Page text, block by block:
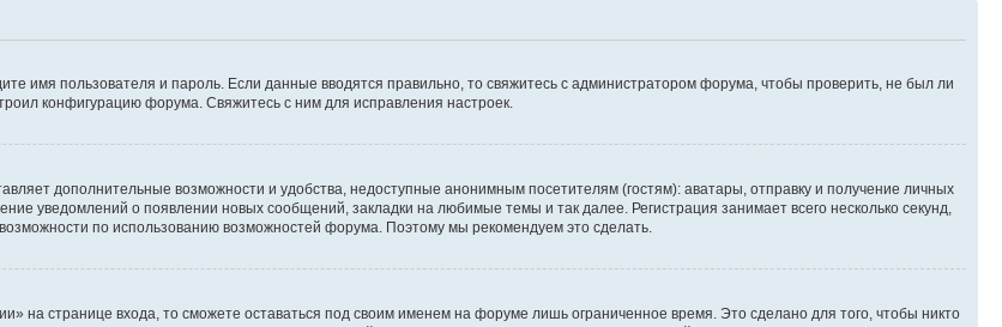
имя пользователя и пароль. Если данные вводятся правильно, то свяжитесь с администратором форума, чтобы проверить, не был ли
конфигурацию форума. Свяжитесь с ним для исправления настроек.
дополнительные возможности и удобства, недоступные анонимным посетителям (гостям): аватары, отправку и получение личных
уведомлений о появлении новых сообщений, закладки на любимые темы и так далее. Регистрация занимает всего несколько секунд,
по использованию возможностей форума. Поэтому мы рекомендуем это сделать.
на странице входа, то сможете оставаться под своим именем на форуме лишь ограниченное время. Это сделано для того, чтобы никто